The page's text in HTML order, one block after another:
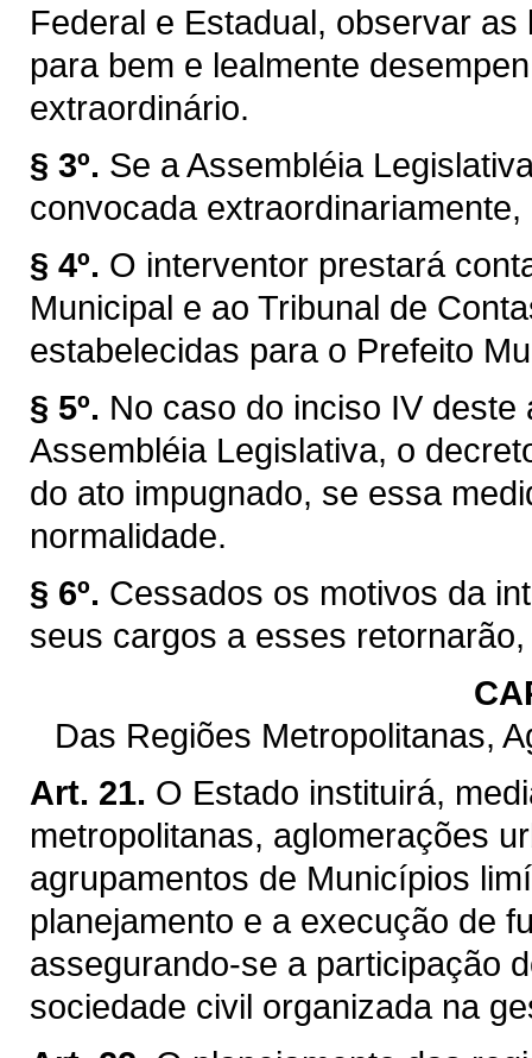
Federal e Estadual, observar
para bem e lealmente
extraordinário.
§ 3º. Se a Assembléia
convocada
§ 4º. O interventor prestará
Municipal e ao Tribunal de
estabelecidas para o Prefeito
§ 5º. No caso do inciso IV
Assembléia Legislativa, o
do ato impugnado, se essa
normalidade.
§ 6º. Cessados os motivos da
seus cargos a esses
Das Regiões Metropolitanas,
Art. 21. O Estado instituirá,
metropolitanas, aglomerações
agrupamentos de Municípios
planejamento e a execução de
assegurando-se a participação
sociedade civil organizada na